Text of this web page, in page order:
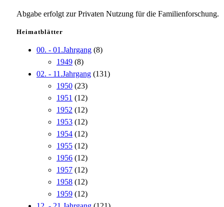
Abgabe erfolgt zur Privaten Nutzung für die Familienforschung.
Heimatblätter
00. - 01.Jahrgang (8)
1949 (8)
02. - 11.Jahrgang (131)
1950 (23)
1951 (12)
1952 (12)
1953 (12)
1954 (12)
1955 (12)
1956 (12)
1957 (12)
1958 (12)
1959 (12)